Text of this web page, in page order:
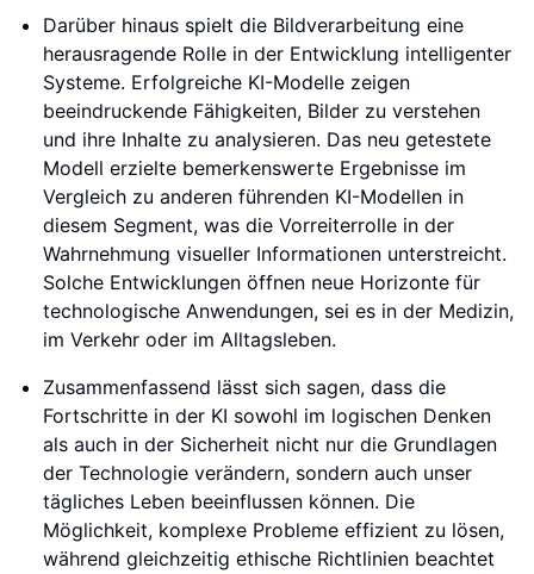
Darüber hinaus spielt die Bildverarbeitung eine
herausragende Rolle in der Entwicklung intelligenter
Systeme. Erfolgreiche KI-Modelle zeigen
beeindruckende Fähigkeiten, Bilder zu verstehen
und ihre Inhalte zu analysieren. Das neu getestete
Modell erzielte bemerkenswerte Ergebnisse im
Vergleich zu anderen führenden KI-Modellen in
diesem Segment, was die Vorreiterrolle in der
Wahrnehmung visueller Informationen unterstreicht.
Solche Entwicklungen öffnen neue Horizonte für
technologische Anwendungen, sei es in der Medizin,
im Verkehr oder im Alltagsleben.
Zusammenfassend lässt sich sagen, dass die
Fortschritte in der KI sowohl im logischen Denken
als auch in der Sicherheit nicht nur die Grundlagen
der Technologie verändern, sondern auch unser
tägliches Leben beeinflussen können. Die
Möglichkeit, komplexe Probleme effizient zu lösen,
während gleichzeitig ethische Richtlinien beachtet